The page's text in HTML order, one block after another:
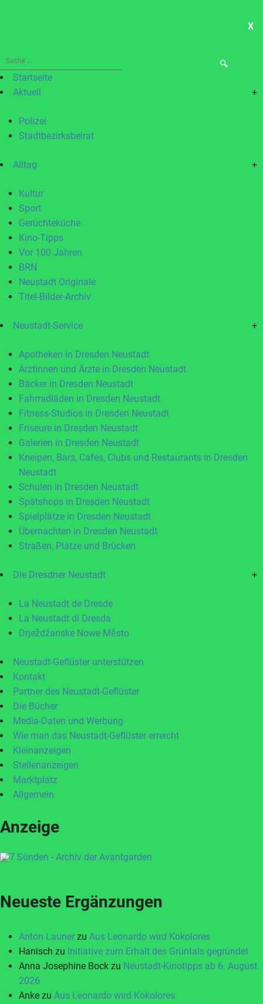
X
Suche
nach:Startseite
Aktuell
+
Polizei
Stadtbezirksbeirat
Alltag +
Kultur
Sport
Gerüchteküche
Kino-Tipps
Vor 100 Jahren
BRN
Neustadt Originale
Titel-Bilder-Archiv
Neustadt-Service +
Apotheken in Dresden Neustadt
Ärztinnen und Ärzte in Dresden Neustadt
Bäcker in Dresden Neustadt
Fahrradläden in Dresden Neustadt
Fitness-Studios in Dresden Neustadt
Friseure in Dresden Neustadt
Galerien in Dresden Neustadt
Kneipen, Bars, Cafés, Clubs und Restaurants in Dresden
Neustadt
Schulen in Dresden Neustadt
Spätshops in Dresden Neustadt
Spielplätze in Dresden Neustadt
Übernachten in Dresden Neustadt
Straßen, Plätze und Brücken
Die Dresdner Neustadt +
La Neustadt de Dresde
La Neustadt di Dresda
Drježdźanske Nowe Město
Neustadt-Geflüster unterstützen
Kontakt
Partner des Neustadt-Geflüster
Die Bücher
Media-Daten und Werbung
Wie man das Neustadt-Geflüster erreicht
Kleinanzeigen
Stellenanzeigen
Marktplatz
Allgemein
Anzeige
Neueste Ergänzungen
Anton Launer zu Aus Leonardo wird Kokolores
Hanisch zu Initiative zum Erhalt des Grüntals gegründet
Anna Josephine Bock zu Neustadt-Kinotipps ab 6. August
2026
Anke zu Aus Leonardo wird Kokolores